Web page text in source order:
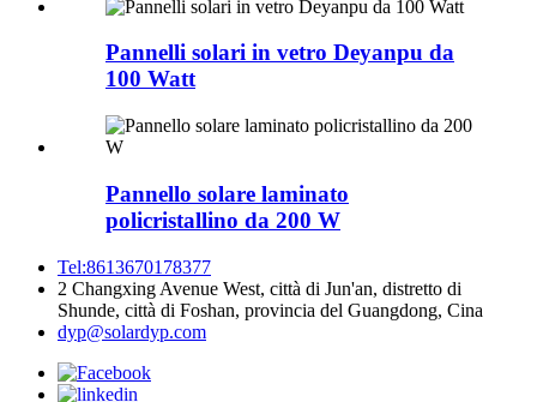
Pannelli solari in vetro Deyanpu da
100 Watt
Pannello solare laminato
policristallino da 200 W
Tel:8613670178377
2 Changxing Avenue West, città di Jun'an, distretto di
Shunde, città di Foshan, provincia del Guangdong, Cina
dyp@solardyp.com